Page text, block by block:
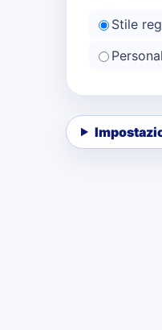
Stile